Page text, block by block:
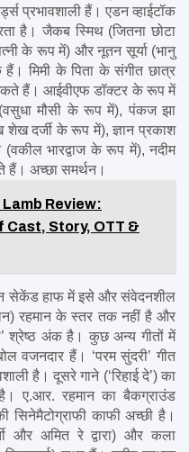
प्रभावशाली हैं। एडन व्हाईटॉक
है। जैकब स्मिथ (जितना छोटा
के रूप में) और नूतन सूर्या (भानु
मिमी के पिता के संगीत छात्र
हैं। आईवीएफ डॉक्टर के रूप में
(वसुधा मौसी के रूप में), पंकज झा
दर्जी के रूप में), ज्ञान प्रकाश
भारद्वाज के रूप में), नदीम
हैं। अच्छा समर्थन।
Review:
Cast, Story, OTT &
सेकेंड हाफ में इसे और संवेदनशील
रहमान के स्तर तक नहीं है और
श्रेष्ठ अंक है। कुछ अन्य गीतों में
वजनदार हैं। ‘परम सुंदरी’ गीत
है। दूसरे गाने (‘रिहाई दे’) का
ए.आर. रहमान का बैकग्राउंड
काफी अच्छी है।
और अमित रे द्वारा) और कला